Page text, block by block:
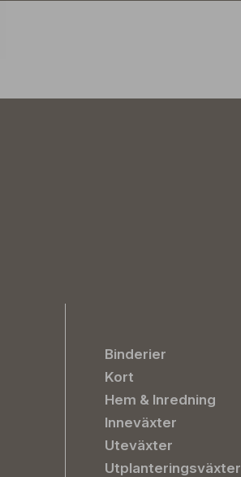
Binderier
Kort
Hem & Inredning
Inneväxter
Uteväxter
Utplanteringsväxter